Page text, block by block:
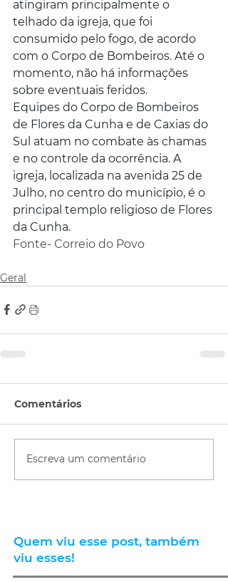
atingiram principalmente o
telhado da igreja, que foi
consumido pelo fogo, de acordo
com o Corpo de Bombeiros. Até o
momento, não há informações
sobre eventuais feridos.
Equipes do Corpo de Bombeiros
de Flores da Cunha e de Caxias do
Sul atuam no combate às chamas
e no controle da ocorrência. A
igreja, localizada na avenida 25 de
Julho, no centro do município, é o
principal templo religioso de Flores
da Cunha.
Fonte- Correio do Povo
Geral
Comentários
Escreva um comentário
Quem viu esse post, também
viu esses!